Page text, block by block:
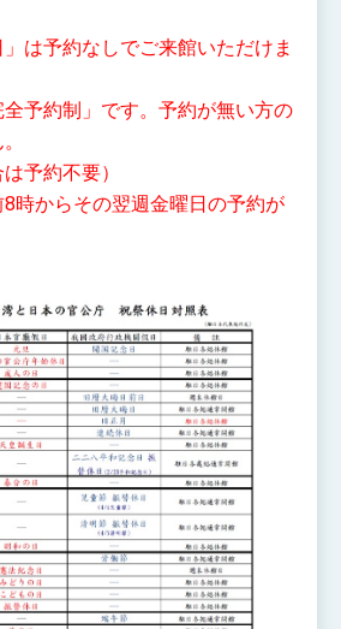
」は予約なしでご来館いただけま
全予約制」です。予約が無い方の
予約不要）
時からその翌週金曜日の予約が